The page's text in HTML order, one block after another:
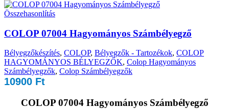
Összehasonlítás
COLOP 07004 Hagyományos Számbélyegző
Bélyegzőkészítés, COLOP, Bélyegzők - Tartozékok, COLOP
HAGYOMÁNYOS BÉLYEGZŐK, Colop Hagyományos
Számbélyegzők, Colop Számbélyegzők
10900 Ft
COLOP 07004 Hagyományos Számbélyegző